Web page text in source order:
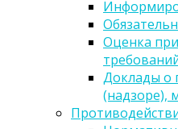
Оценка
Доклады о
(надзоре),